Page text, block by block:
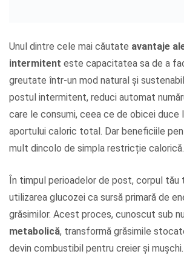
Unul dintre cele mai căutate avantaje
intermitent este capacitatea sa de a
greutate într-un mod natural și
postul intermitent, reduci automat
care le consumi, ceea ce de obicei duce
aportului caloric total. Dar beneficiile
mult dincolo de simpla restricție calorică.
În timpul perioadelor de post, corpul tău
utilizarea glucozei ca sursă primară de
grăsimilor. Acest proces, cunoscut sub
metabolică, transformă grăsimile
devin combustibil pentru creier și